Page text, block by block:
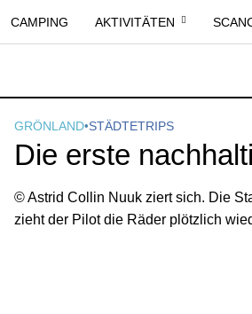
CAMPING AKTIVITÄTEN
GRÖNLAND•STÄDTETRIPS
Die erste
© Astrid Collin Nuuk ziert sich. Die
zieht der Pilot die Räder plötzlich